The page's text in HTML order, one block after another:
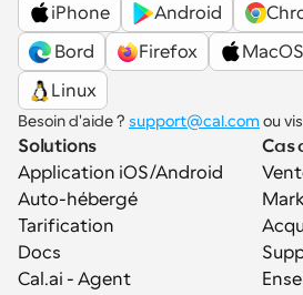
iPhone
Android
Bord
Firefox MacOS
Linux
Besoin d'aide ? support@cal.com ou
Solutions
Application iOS/Android
Auto-hébergé
Tarification
Docs
Cal.ai - Agent
Cas